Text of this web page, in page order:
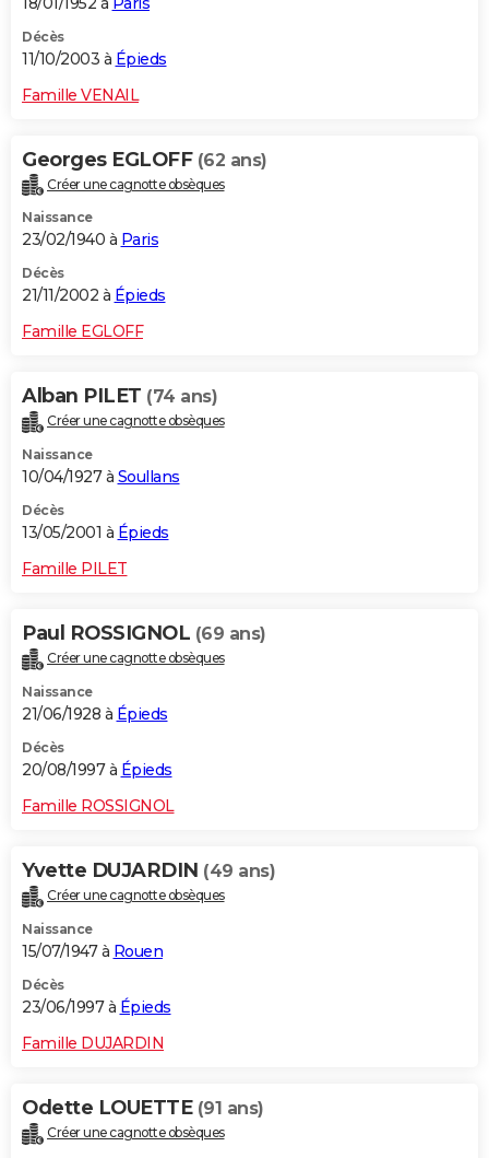
Décès
11/10/2003 à Épieds
Famille VENAIL
Georges EGLOFF (62 ans)
Créer une cagnotte obsèques
Naissance
23/02/1940 à Paris
Décès
21/11/2002 à Épieds
Famille EGLOFF
Alban PILET (74 ans)
Créer une cagnotte obsèques
Naissance
10/04/1927 à Soullans
Décès
13/05/2001 à Épieds
Famille PILET
Paul ROSSIGNOL (69 ans)
Créer une cagnotte obsèques
Naissance
21/06/1928 à Épieds
Décès
20/08/1997 à Épieds
Famille ROSSIGNOL
Yvette DUJARDIN (49 ans)
Créer une cagnotte obsèques
Naissance
15/07/1947 à Rouen
Décès
23/06/1997 à Épieds
Famille DUJARDIN
Odette LOUETTE (91 ans)
Créer une cagnotte obsèques